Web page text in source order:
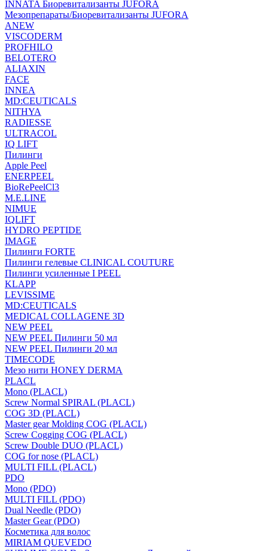
INNATA Биоревитализанты JUFORA
Мезопрепараты/Биоревитализанты JUFORA
ANEW
VISCODERM
PROFHILO
BELOTERO
ALIAXIN
FACE
INNEA
MD:CEUTICALS
NITHYA
RADIESSE
ULTRACOL
IQ LIFT
Пилинги
Apple Peel
ENERPEEL
BioRePeelCl3
M.E.LINE
NIMUE
IQLIFT
HYDRO PEPTIDE
IMAGE
Пилинги FORTE
Пилинги гелевые CLINICAL COUTURE
Пилинги усиленные I PEEL
KLAPP
LEVISSIME
MD:CEUTICALS
MEDICAL COLLAGENE 3D
NEW PEEL
NEW PEEL Пилинги 50 мл
NEW PEEL Пилинги 20 мл
TIMECODE
Мезо нити HONEY DERMA
PLACL
Mono (PLACL)
Screw Normal SPIRAL (PLACL)
COG 3D (PLACL)
Master gear Molding COG (PLACL)
Screw Cogging COG (PLACL)
Screw Double DUO (PLACL)
COG for nose (PLACL)
MULTI FILL (PLACL)
PDO
Mono (PDO)
MULTI FILL (PDO)
Dual Needle (PDO)
Master Gear (PDO)
Косметика для волос
MIRIAM QUEVEDO